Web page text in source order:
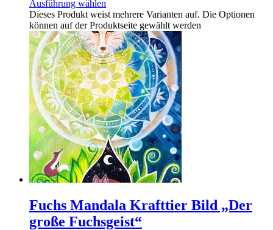
Ausführung wählen
Dieses Produkt weist mehrere Varianten auf. Die Optionen
können auf der Produktseite gewählt werden
Fuchs Mandala Krafttier Bild „Der
große Fuchsgeist“